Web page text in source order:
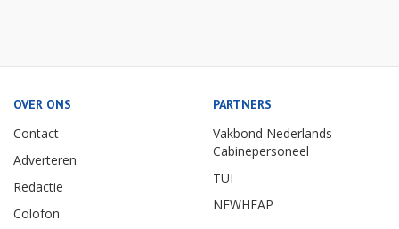
OVER ONS
Contact
Adverteren
Redactie
Colofon
PARTNERS
Vakbond Nederlands
Cabinepersoneel
TUI
NEWHEAP